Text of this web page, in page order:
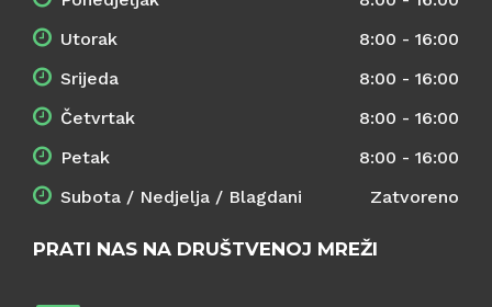
Utorak
8:00 - 16:00
Srijeda
8:00 - 16:00
Četvrtak
8:00 - 16:00
Petak
8:00 - 16:00
Subota / Nedjelja / Blagdani
Zatvoreno
PRATI NAS NA DRUŠTVENOJ MREŽI